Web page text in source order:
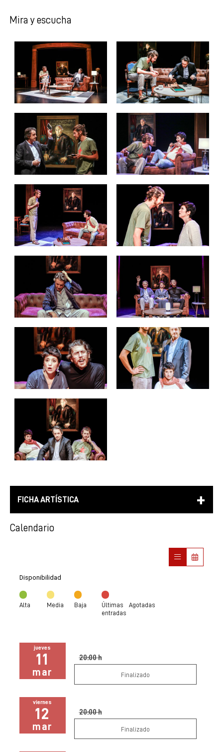
Mira y escucha
FICHA ARTÍSTICA
Calendario
Disponibilidad
Alta Media Baja
Últimas
entradas
Agotadas
jueves
11
mar
20:00 h
Finalizado
viernes
12
mar
20:00 h
Finalizado